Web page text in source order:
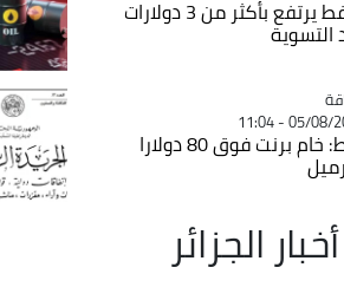
النفط يرتفع بأكثر من 3 دولارات
التسوية
05/08/2026
نفط: خام برنت فوق 80 دولارا
الجزائر